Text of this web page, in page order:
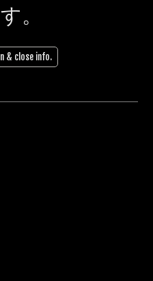
。
& close info.